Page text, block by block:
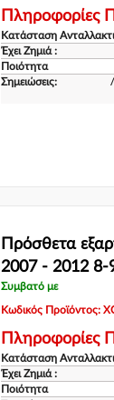
Πληροφορίες
Κατάσταση
Έχει Ζημιά :
Ποιότητα
Σημειώσεις:
Πρόσθετα
2007 - 2012 8-
Συμβατό με
Κωδικός Προϊόντος:
Πληροφορίες
Κατάσταση
Έχει Ζημιά :
Ποιότητα